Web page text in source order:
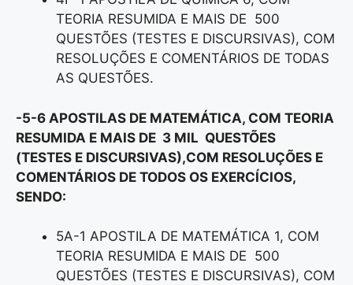
TEORIA RESUMIDA E MAIS DE 500
QUESTÕES (TESTES E DISCURSIVAS), COM
RESOLUÇÕES E COMENTÁRIOS DE TODAS
AS QUESTÕES.
-5-6 APOSTILAS DE MATEMÁTICA, COM TEORIA
RESUMIDA E MAIS DE 3 MIL QUESTÕES
(TESTES E DISCURSIVAS),COM RESOLUÇÕES E
COMENTÁRIOS DE TODOS OS EXERCÍCIOS,
SENDO:
5A-1 APOSTILA DE MATEMÁTICA 1, COM
TEORIA RESUMIDA E MAIS DE 500
QUESTÕES (TESTES E DISCURSIVAS), COM